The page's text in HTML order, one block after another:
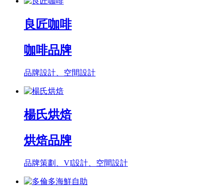
良匠咖啡
咖啡品牌
品牌設計、空間設計
楊氏烘焙
烘焙品牌
品牌策劃、VI設計、空間設計